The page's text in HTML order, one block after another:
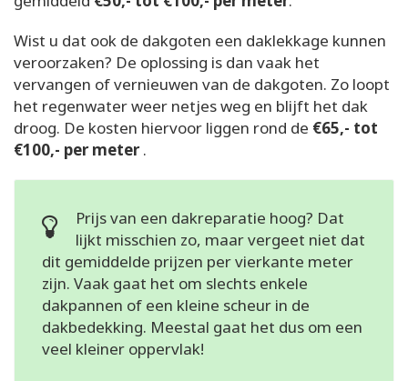
Wist u dat ook de dakgoten een daklekkage kunnen
veroorzaken? De oplossing is dan vaak het
vervangen of vernieuwen van de dakgoten. Zo loopt
het regenwater weer netjes weg en blijft het dak
droog. De kosten hiervoor liggen rond de €65,- tot
€100,- per meter.
Prijs van een dakreparatie hoog? Dat
lijkt misschien zo, maar vergeet niet dat
dit gemiddelde prijzen per vierkante meter
zijn. Vaak gaat het om slechts enkele
dakpannen of een kleine scheur in de
dakbedekking. Meestal gaat het dus om een
veel kleiner oppervlak!